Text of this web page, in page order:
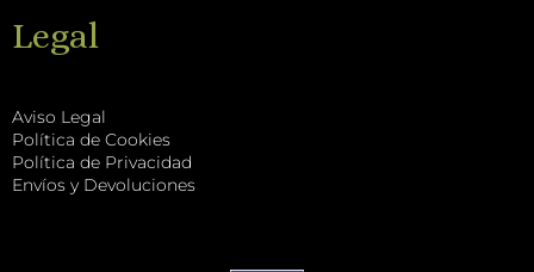
Legal
Aviso Legal
Política de Cookies
Política de Privacidad
Envíos y Devoluciones